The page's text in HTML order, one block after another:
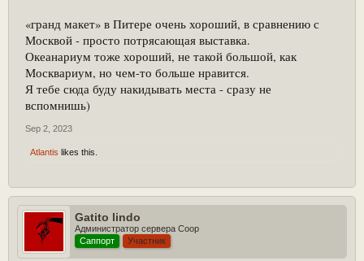
«гранд макет» в Питере очень хороший, в сравнению с
Москвой - просто потрясающая выставка.
Океанариум тоже хороший, не такой большой, как
Москвариум, но чем-то больше нравится.
Я тебе сюда буду накидывать места - сразу не
вспомнишь)
Sep 2, 2023
Atlantis likes this.
Gatito lindo
Администратор сервера Coop
Саппорт
Участник